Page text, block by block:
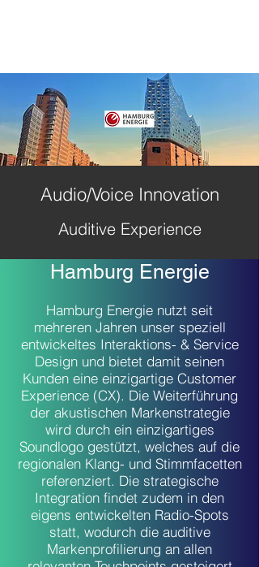
Audio/Voice Innovation
Auditive Experience
Hamburg Energie
Hamburg Energie nutzt seit
mehreren Jahren unser speziell
entwickeltes Interaktions- & Service
Design und bietet damit seinen
Kunden eine einzigartige Customer
Experience (CX). Die Weiterführung
der akustischen Markenstrategie
wird durch ein einzigartiges
Soundlogo gestützt, welches auf die
regionalen Klang- und Stimmfacetten
referenziert. Die strategische
Integration findet zudem in den
eigens entwickelten Radio-Spots
statt, wodurch die auditive
Markenprofilierung an allen